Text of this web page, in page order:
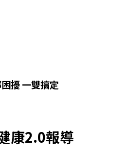
擾 一雙搞定
康2.0報導